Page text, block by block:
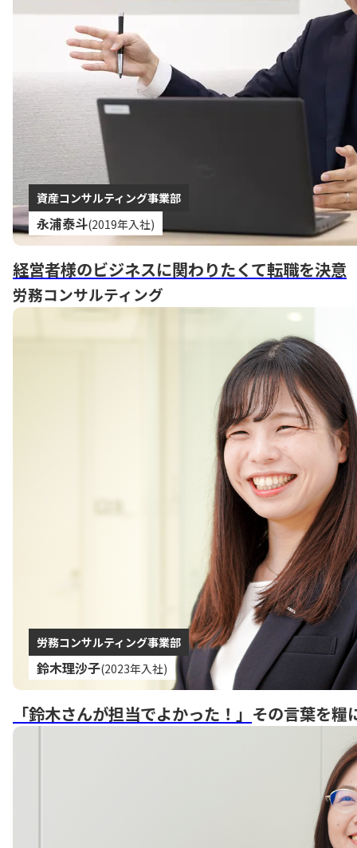
資産コンサルティング事業部
永浦泰斗(2019年入社)
経営者様のビジネスに関わりたくて転職を決意
労務コンサルティング
労務コンサルティング事業部
鈴木理沙子(2023年入社)
「鈴木さんが担当でよかった！」 その言葉を糧